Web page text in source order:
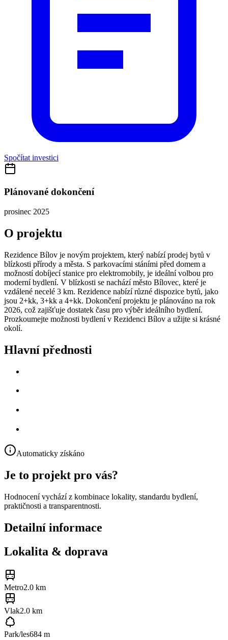
Spočítat investici
Plánované dokončení
prosinec 2025
O projektu
Rezidence Bílov je novým projektem, který nabízí prodej bytů v
blízkosti přírody a města. S parkovacími stáními před domem a
možností dobíjecí stanice pro elektromobily, je ideální volbou pro
moderní bydlení. V blízkosti se nachází město Bílovec, které je
vzdálené necelé 3 km. Rezidence nabízí různé dispozice bytů, jako
jsou 2+kk, 3+kk a 4+kk. Dokončení projektu je plánováno na rok
2026, což zajišťuje dostatek času pro výběr ideálního bydlení.
Prozkoumejte možnosti bydlení v Rezidenci Bílov a užijte si krásné
okolí.
Hlavní přednosti
Automaticky získáno
Je to projekt pro vás?
Hodnocení vychází z kombinace lokality, standardu bydlení,
praktičnosti a transparentnosti.
Detailní informace
Lokalita & doprava
Metro2.0 km
Vlak2.0 km
Park/les684 m